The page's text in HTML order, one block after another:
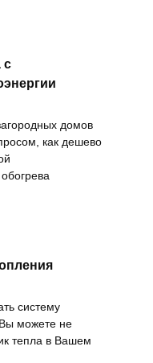
с
домов
как дешево
систему
можете не
тепла в Вашем